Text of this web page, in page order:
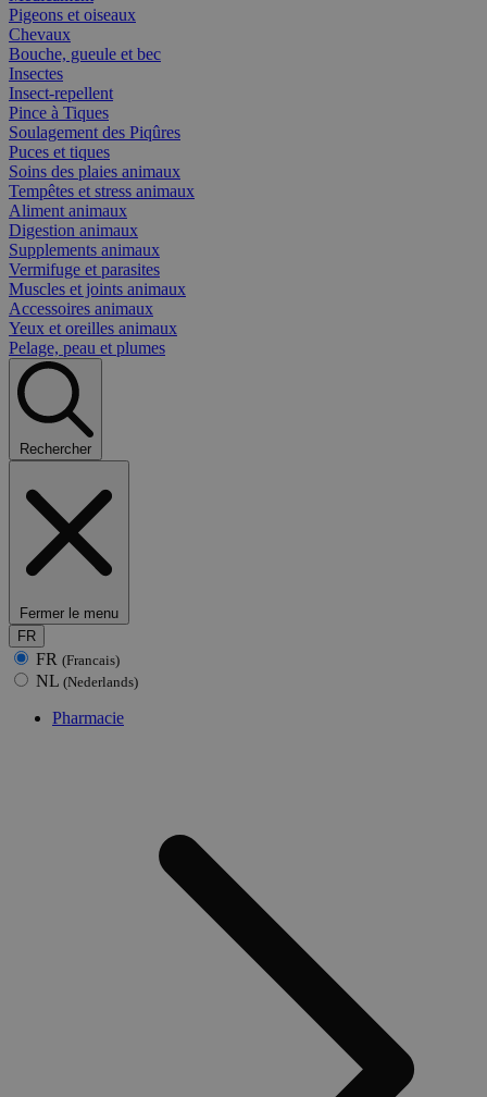
Pigeons et oiseaux
Chevaux
Bouche, gueule et bec
Insectes
Insect-repellent
Pince à Tiques
Soulagement des Piqûres
Puces et tiques
Soins des plaies animaux
Tempêtes et stress animaux
Aliment animaux
Digestion animaux
Supplements animaux
Vermifuge et parasites
Muscles et joints animaux
Accessoires animaux
Yeux et oreilles animaux
Pelage, peau et plumes
Rechercher
Fermer le menu
FR
FR (Francais)
NL (Nederlands)
Pharmacie